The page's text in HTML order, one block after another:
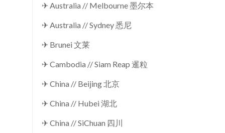
✈ Australia // Melbourne 墨尔本
✈ Australia // Sydney 悉尼
✈ Brunei 文莱
✈ Cambodia // Siam Reap 暹粒
✈ China // Beijing 北京
✈ China // Hubei 湖北
✈ China // SiChuan 四川